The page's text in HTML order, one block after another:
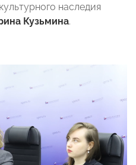
наследия
Кузьмина.